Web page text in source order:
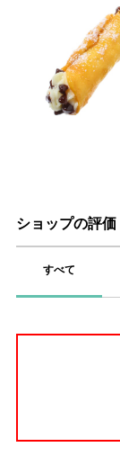
ショップの評価
すべて